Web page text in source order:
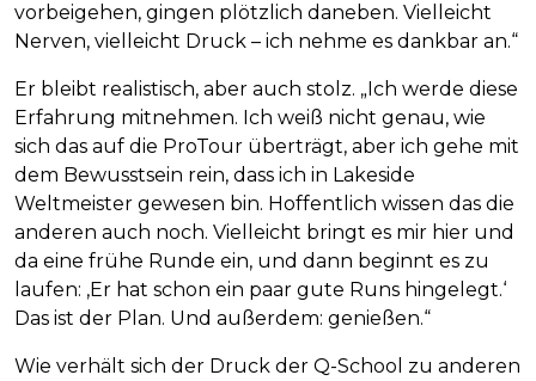
vorbeigehen, gingen plötzlich daneben. Vielleicht
Nerven, vielleicht Druck – ich nehme es dankbar an.“
Er bleibt realistisch, aber auch stolz. „Ich werde diese
Erfahrung mitnehmen. Ich weiß nicht genau, wie
sich das auf die ProTour überträgt, aber ich gehe mit
dem Bewusstsein rein, dass ich in Lakeside
Weltmeister gewesen bin. Hoffentlich wissen das die
anderen auch noch. Vielleicht bringt es mir hier und
da eine frühe Runde ein, und dann beginnt es zu
laufen: ‚Er hat schon ein paar gute Runs hingelegt.‘
Das ist der Plan. Und außerdem: genießen.“
Wie verhält sich der Druck der Q-School zu anderen